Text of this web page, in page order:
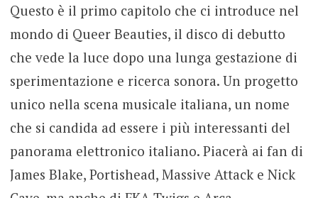
Questo è il primo capitolo che ci introduce nel
mondo di Queer Beauties, il disco di debutto
che vede la luce dopo una lunga gestazione di
sperimentazione e ricerca sonora. Un progetto
unico nella scena musicale italiana, un nome
che si candida ad essere i più interessanti del
panorama elettronico italiano. Piacerà ai fan di
James Blake, Portishead, Massive Attack e Nick